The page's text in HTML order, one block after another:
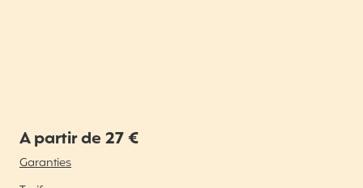
A partir de 27 €
Garanties